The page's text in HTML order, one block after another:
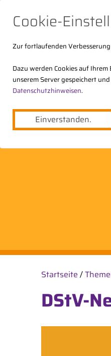
Cookie-
Zur fortlaufenden
Dazu werden Cookies auf
unserem Server gespeichert
Datenschutzhinweisen.
Einverstanden.
Der DStV
Startseite /
DStV-